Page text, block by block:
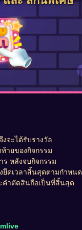
จะได้รับรางวัล
ายของกิจกรรม
ร หลังจบกิจกรรม
ยึดเวลาสิ้นสุดตามกำหนด
คำตัดสินถือเป็นที่สิ้นสุด